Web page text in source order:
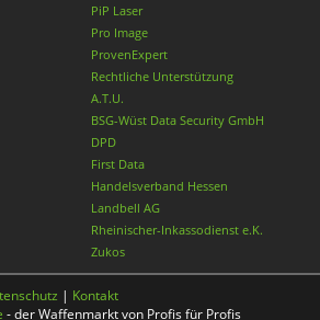
PiP Laser
Pro Image
ProvenExpert
Rechtliche Unterstützung
A.T.U.
BSG-Wüst Data Security GmbH
DPD
First Data
Handelsverband Hessen
Landbell AG
Rheinischer-Inkassodienst e.K.
Zukos
| Kontakt
- der Waffenmarkt von Profis für Profis